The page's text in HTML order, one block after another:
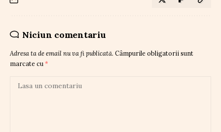
Niciun comentariu
Adresa ta de email nu va fi publicată. Câmpurile obligatorii sunt
marcate cu *